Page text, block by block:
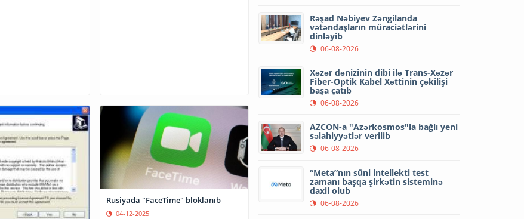
Rusiyada "FaceTime" bloklanıb
04-12-2025
Rəşad Nəbiyev Zəngilanda
vətəndaşların müraciətlərini
dinləyib
06-08-2026
Xəzər dənizinin dibi ilə Trans-Xəzər
Fiber-Optik Kabel Xəttinin çəkilişi
başa çatıb
06-08-2026
AZCON-a "Azərkosmos"la bağlı yeni
səlahiyyətlər verilib
06-08-2026
“Meta”nın süni intellekti test
zamanı başqa şirkətin sisteminə
daxil olub
06-08-2026